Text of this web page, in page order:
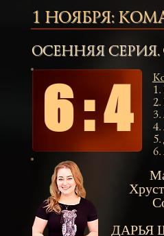
1 НОЯБРЯ:
ОСЕННЯЯ
6 : 4
1.
2.
3.
4.
5.
6.
ДАРЬЯ